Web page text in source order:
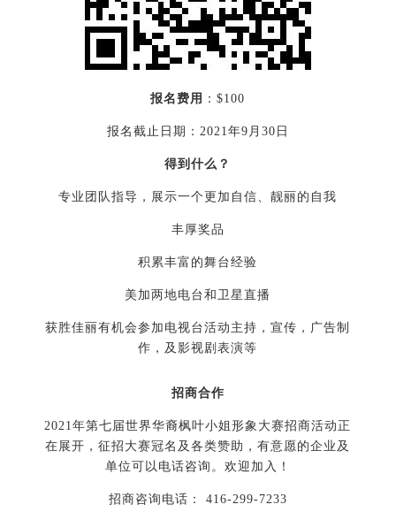
报名费用 ：$100
报名截止日期：2021年9月30日
得到什么？
专业团队指导，展示一个更加自信、靓丽的自我
丰厚奖品
积累丰富的舞台经验
美加两地电台和卫星直播
获胜佳丽有机会参加电视台活动主持，宣传，广告制
作，及影视剧表演等
招商合作
2021年第七届世界华裔枫叶小姐形象大赛招商活动正
在展开，征招大赛冠名及各类赞助，有意愿的企业及
单位可以电话咨询。欢迎加入！
招商咨询电话： 416-299-7233